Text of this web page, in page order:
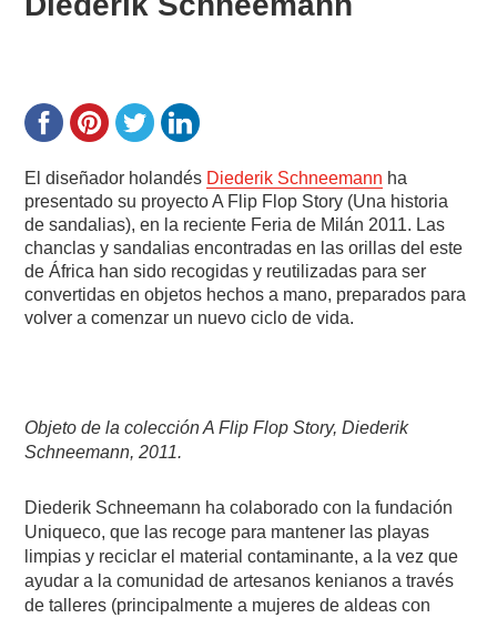
El diseñador holandés Diederik Schneemann ha
presentado su proyecto A Flip Flop Story (Una historia
de sandalias), en la reciente Feria de Milán 2011. Las
chanclas y sandalias encontradas en las orillas del este
de África han sido recogidas y reutilizadas para ser
convertidas en objetos hechos a mano, preparados para
volver a comenzar un nuevo ciclo de vida.
Objeto de la colección A Flip Flop Story, Diederik
Schneemann, 2011.
Diederik Schneemann ha colaborado con la fundación
Uniqueco, que las recoge para mantener las playas
limpias y reciclar el material contaminante, a la vez que
ayudar a la comunidad de artesanos kenianos a través
de talleres (principalmente a mujeres de aldeas con